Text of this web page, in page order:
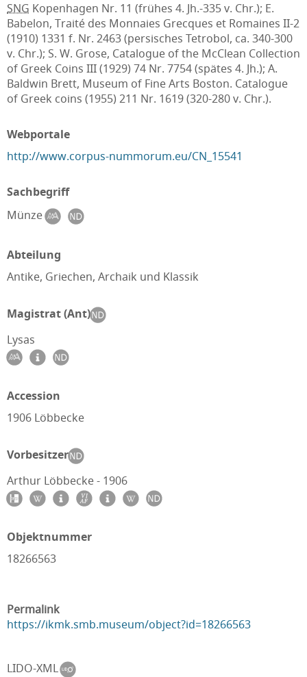
SNG Kopenhagen Nr. 11 (frühes 4. Jh.-335 v. Chr.); E.
Babelon, Traité des Monnaies Grecques et Romaines II-2
(1910) 1331 f. Nr. 2463 (persisches Tetrobol, ca. 340-300
v. Chr.); S. W. Grose, Catalogue of the McClean Collection
of Greek Coins III (1929) 74 Nr. 7754 (spätes 4. Jh.); A.
Baldwin Brett, Museum of Fine Arts Boston. Catalogue
of Greek coins (1955) 211 Nr. 1619 (320-280 v. Chr.).
Webportale
http://www.corpus-nummorum.eu/CN_15541
Sachbegriff
Münze
Abteilung
Antike, Griechen, Archaik und Klassik
Magistrat (Ant)
Lysas
Accession
1906 Löbbecke
Vorbesitzer
Arthur Löbbecke - 1906
Objektnummer
18266563
Permalink
https://ikmk.smb.museum/object?id=18266563
LIDO-XML